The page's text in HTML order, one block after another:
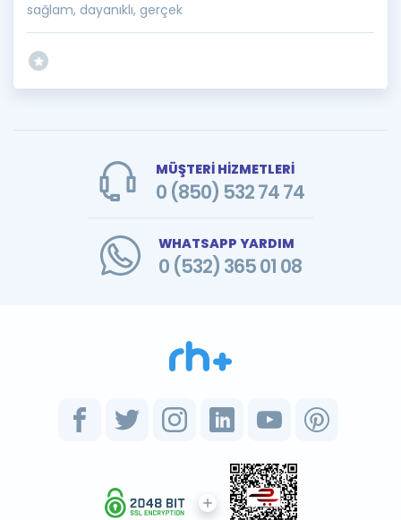
sağlam, dayanıklı, gerçek
MÜŞTERİ HİZMETLERİ
0 (850) 532 74 74
WHATSAPP YARDIM
0 (532) 365 01 08